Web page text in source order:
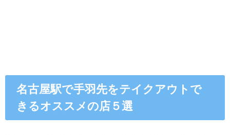
名古屋駅で手羽先をテイクアウトで
きるオススメの店５選